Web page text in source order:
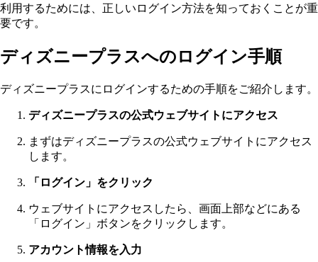
利用するためには、正しいログイン方法を知っておくことが重
要です。
ディズニープラスへのログイン手順
ディズニープラスにログインするための手順をご紹介します。
ディズニープラスの公式ウェブサイトにアクセス
まずはディズニープラスの公式ウェブサイトにアクセス
します。
「ログイン」をクリック
ウェブサイトにアクセスしたら、画面上部などにある
「ログイン」ボタンをクリックします。
アカウント情報を入力